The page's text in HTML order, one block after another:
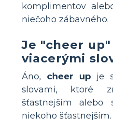
komplimentov
niečoho zábavného.
Je "cheer up"
viacerými
Áno, cheer up je
slovami, ktoré
šťastnejším alebo
niekoho šťastnejším.